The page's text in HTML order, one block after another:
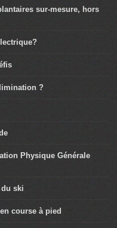
sur-mesure, hors
?
Physique Générale
ski
course à pied